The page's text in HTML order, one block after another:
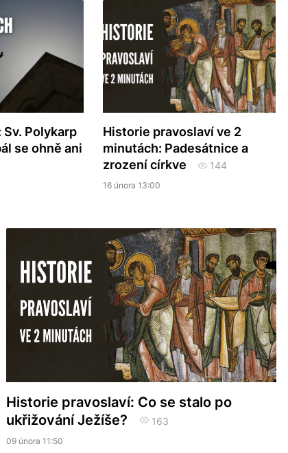
Polykarp
se ohně ani
Historie pravoslaví ve 2
minutách: Padesátnice a
zrození církve
144
16 února 13:00
Historie pravoslaví: Co se stalo po
ukřižování Ježíše?
163
09 února 11:50